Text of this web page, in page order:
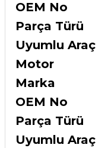
OEM No
Parça Türü
Uyumlu Araç
Motor
Marka
OEM No
Parça Türü
Uyumlu Araç